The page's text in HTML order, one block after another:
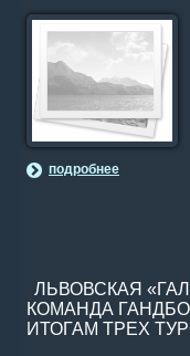
подробнее
ЛЬВОВСКАЯ
КОМАНДА
ИТОГАМ ТРЕХ